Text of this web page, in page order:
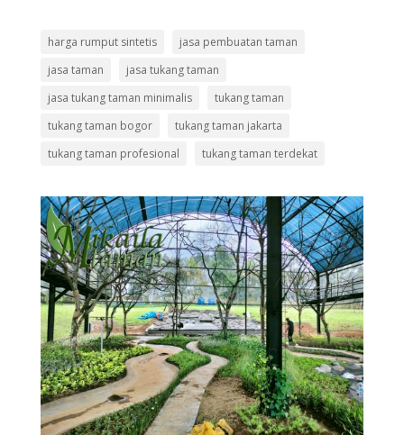
harga rumput sintetis
jasa pembuatan taman
jasa taman
jasa tukang taman
jasa tukang taman minimalis
tukang taman
tukang taman bogor
tukang taman jakarta
tukang taman profesional
tukang taman terdekat